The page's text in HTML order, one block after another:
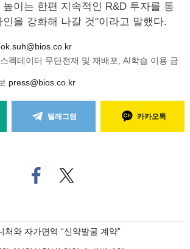
이는 한편 지속적인 R&D 투자를 통
을 강화해 나갈 것"이라고 말했다.
펙테이터 무단전재 및 재배포, AI학습 이용 금
press@bios.co.kr
텔레그램 카카오톡
페
이
로
기
트위
터로
처와 자가면역 “신약발굴 계약”